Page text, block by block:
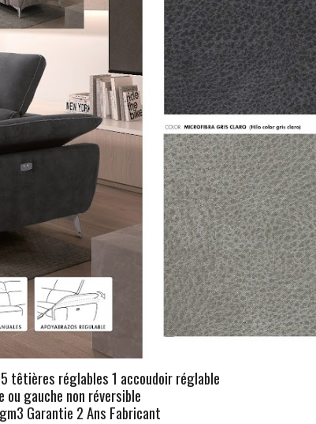
têtières réglables 1 accoudoir réglable
gauche non réversible
Garantie 2 Ans Fabricant